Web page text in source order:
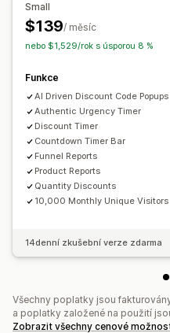
Důvod opuštění stránky
Bannery Dynamické nacenění
Nástroj Editor
Převod měny Kampaně
Automatizace
Seznam pro
mailů
Geolokace
Vykazování Analytika A/​B
Možnosti časování
Opakované
Naplánované
Pevná minuta
Časované relace
Typ časovače
Denní výhodné nabídky
Časově omezená propagace
Speciální událost
Pokladna
Small
$139/ měsíc
nebo $1,529/rok s úsporou 8 %
Funkce
AI Driven Discount Code Popups
Authentic Urgency Timer
Discount Timer
Countdown Timer Bar
Funnel Reports
Product Reports
Quantity Discounts
10,000 Monthly Unique Visitors
14denní zkušební verze zdarma
Všechny poplatky jsou
a poplatky založené na použití
Zobrazit všechny cenové